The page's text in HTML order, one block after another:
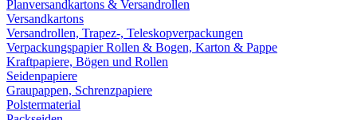
Planversandkartons & Versandrollen
Versandkartons
Versandrollen, Trapez-, Teleskopverpackungen
Verpackungspapier Rollen & Bogen, Karton & Pappe
Kraftpapiere, Bögen und Rollen
Seidenpapiere
Graupappen, Schrenzpapiere
Polstermaterial